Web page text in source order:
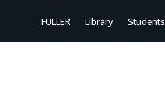
FULLER Library Students